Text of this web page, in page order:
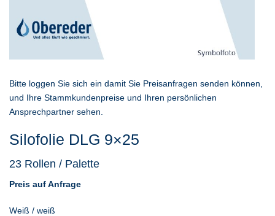
Silofolie DLG 9×25
23 Rollen / Palette
Preis auf Anfrage
Weiß / weiß
Bitte loggen Sie sich ein damit Sie Preisanfragen senden können,
und Ihre Stammkundenpreise und Ihren persönlichen
Ansprechpartner sehen.